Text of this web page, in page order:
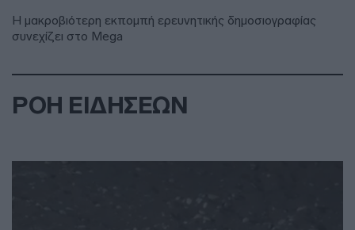
Η μακροβιότερη εκπομπή ερευνητικής δημοσιογραφίας
συνεχίζει στο Mega
ΡΟΗ ΕΙΔΗΣΕΩΝ